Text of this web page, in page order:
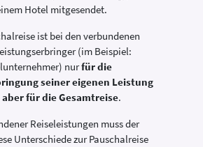
Hotel mitgesendet.
ist bei den verbundenen
(im Beispiel:
nurfür die
seiner eigenen Leistung
für die Gesamtreise.
Reiseleistungen muss der
Unterschiede zur Pauschalreise